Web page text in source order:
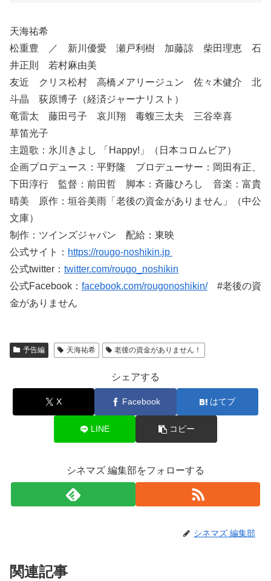
天海祐希
松重豊 ／ 新川優愛 瀬戸利樹 加藤諒 柴田理恵 石
井正則 若村麻由美
友近 クリス松村 高橋メアリージュン 佐々木健介 北
斗晶 荻原博子（経済ジャーナリスト）
竜雷太 藤田弓子 哀川翔 毒蝮三太夫 三谷幸喜
草笛光子
主題歌：氷川きよし 「Happy!」（日本コロムビア）
企画プロデュース：平野隆 プロデューサー：岡田有正、
下田淳行 監督：前田哲 脚本：斉藤ひろし 音楽：富貴
晴美 原作：垣谷美雨「老後の資金がありません」（中公
文庫）
制作：ツインズジャパン 配給：東映
公式サイト： https://rougo-noshikin.jp
公式twitter： twitter.com/rougo_noshikin
公式Facebook： facebook.com/rougonoshikin/#老後の資
金がありません
予告編 天海祐希 老後の資金がありません！
シェアする
X Facebook はてブ
LINE コピー
シネマズ 編集部をフォローする
シネマズ 編集部
関連記事